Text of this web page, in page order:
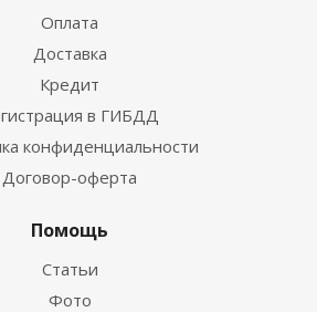
Оплата
Доставка
Кредит
в ГИБДД
конфиденциальности
Договор-оферта
Помощь
Статьи
Фото